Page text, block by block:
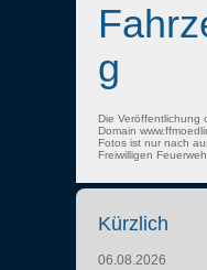
g
Die Veröffentlichung
Domain
Fotos ist nur nach
Freiwilligen
Kürzlich
06.08.2026